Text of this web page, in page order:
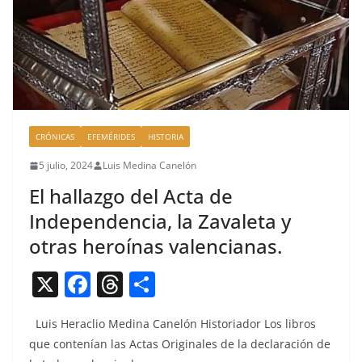
CRÓNICAS EFEMÉRIDES HISTORIA
5 julio, 2024 Luis Medina Canelón
El hallazgo del Acta de
Independencia, la Zavaleta y
otras heroínas valencianas.
X F
a
c
T
h
re m
Luis Her­a­clio Med­i­na Canelón His­to­ri­ador Los libros
que con­tenían las Actas Orig­i­nales de la declaración de